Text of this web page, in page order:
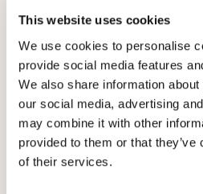
This website uses cookies
We use cookies to personalise
provide social media features
We also share information
our social media, advertising
may combine it with other
provided to them or that
of their services.
Gerelateerde